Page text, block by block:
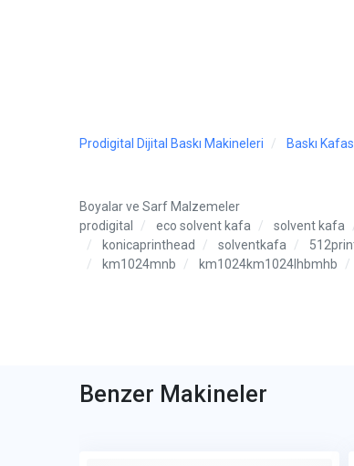
Prodigital Dijital Baskı Makineleri Baskı
Boyalar ve Sarf Malzemeler
prodigital
eco solvent kafa solvent kafa
konicaprinthead
solventkafa
km1024mnb
km1024km1024lhbmhb
Benzer Makineler